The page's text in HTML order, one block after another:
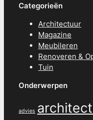
Categorieën
Architectuur
Magazine
Meubileren
Renoveren &
Tuin
Onderwerpen
advies